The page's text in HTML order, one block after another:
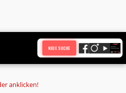
NEUE SUCHE
Duss Bohrkern Ø 355 mm
anklicken!